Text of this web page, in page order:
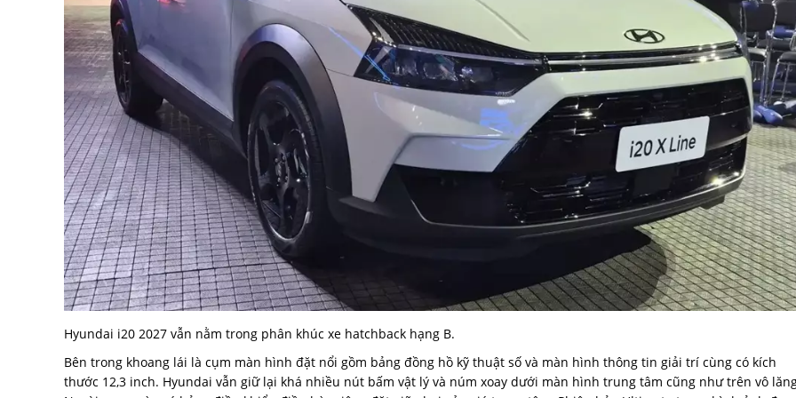
Hyundai i20 2027 vẫn nằm trong phân khúc xe hatchback hạng B.
Bên trong khoang lái là cụm màn hình đặt nổi gồm bảng đồng hồ kỹ thuật số và màn hình thông tin giải trí cùng có kích
thước 12,3 inch. Hyundai vẫn giữ lại khá nhiều nút bấm vật lý và núm xoay dưới màn hình trung tâm cũng như trên vô